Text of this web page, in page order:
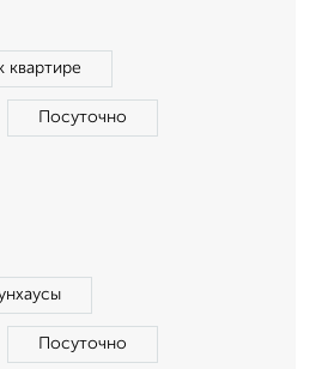
квартире
Посуточно
Посуточно